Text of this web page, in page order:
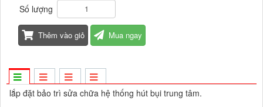
Số lượng
Thêm vào giỏ Mua ngay
lắp đặt bảo trì sửa chữa hệ thống hút bụi trung tâm.